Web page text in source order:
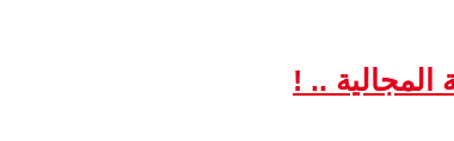
المجالية .. !